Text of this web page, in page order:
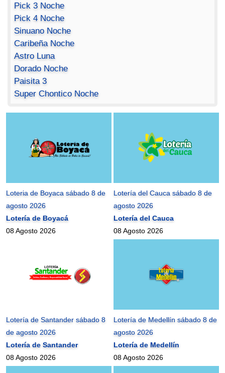
Pick 3 Noche
Pick 4 Noche
Sinuano Noche
Caribeña Noche
Astro Luna
Dorado Noche
Paisita 3
Super Chontico Noche
Loteria de Boyaca sábado 8 de
agosto 2026
Lotería de Boyacá
08 Agosto 2026
Lotería del Cauca sábado 8 de
agosto 2026
Lotería del Cauca
08 Agosto 2026
Lotería de Santander sábado 8
de agosto 2026
Lotería de Santander
08 Agosto 2026
Lotería de Medellín sábado 8 de
agosto 2026
Lotería de Medellín
08 Agosto 2026